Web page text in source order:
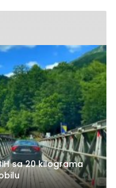
sa 20 kilograma